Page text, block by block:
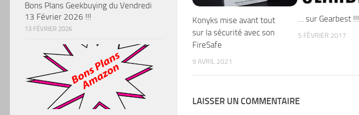
Konyks mise avant tout
sur la sécurité avec son
FireSafe
9 AVRIL 2021
… sur Gearbest !!!
5 FÉVRIER 2017
LAISSER UN COMMENTAIRE
Bons Plans Geekbuying du Vendredi
13 Février 2026 !!!
13 FÉVRIER 2026